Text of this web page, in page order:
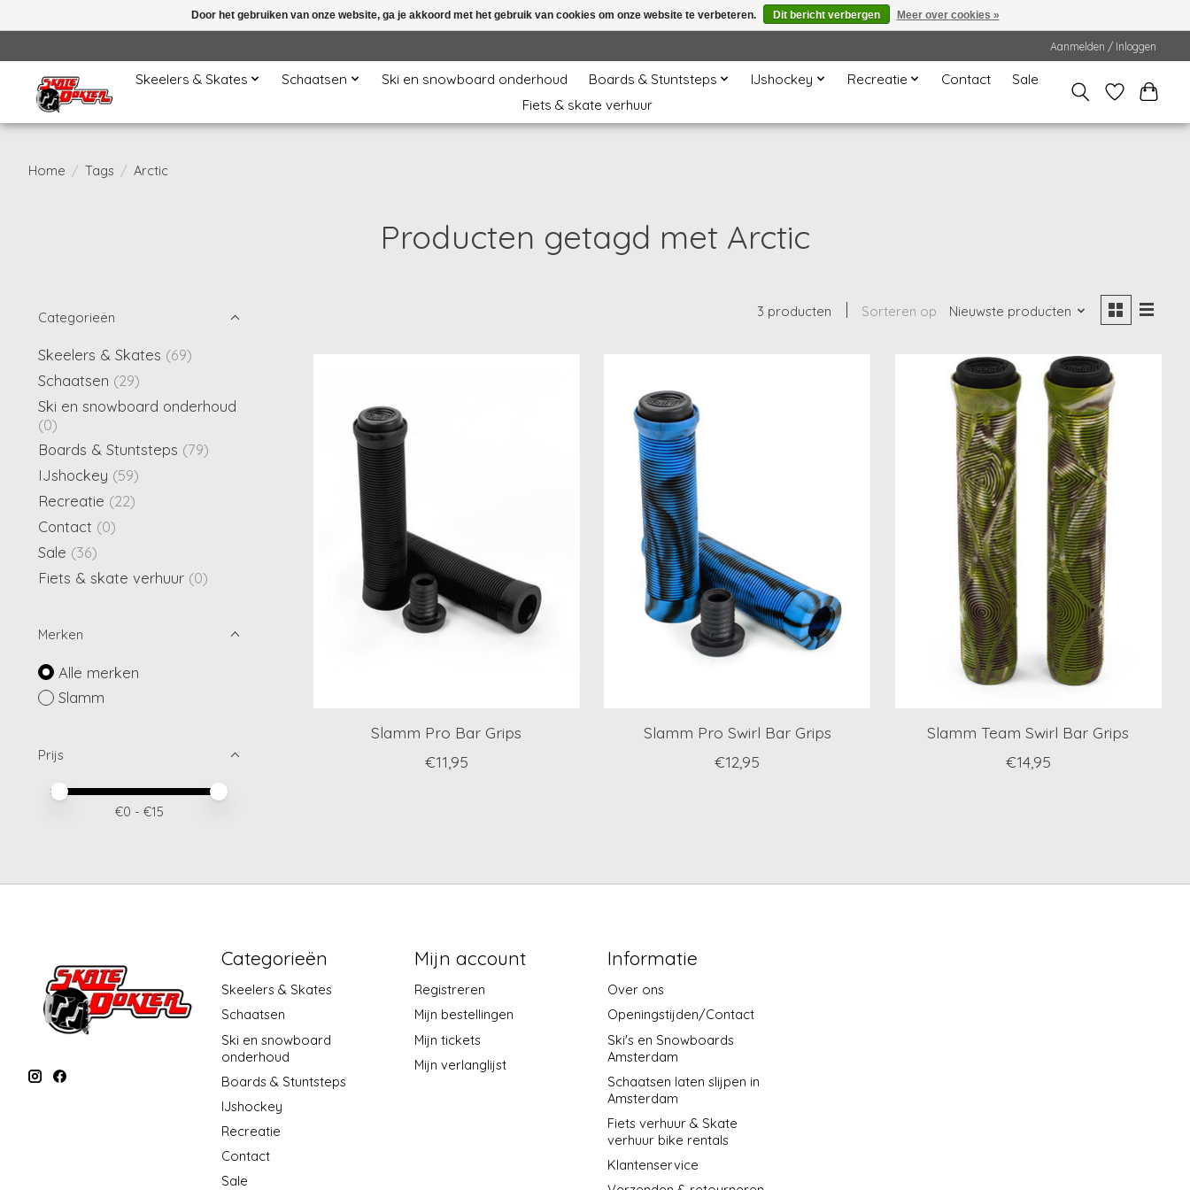
Aanmelden / Inloggen
Skeelers & Skates Schaatsen Ski en snowboard onderhoud Boards & Stuntsteps IJshockey Recreatie Contact
Sale
Fiets & skate verhuur
Home / Tags / Arctic
Producten getagd met Arctic
Categorieën
Skeelers & Skates (69)
Schaatsen (29)
Ski en snowboard onderhoud
(0)
Boards & Stuntsteps (79)
IJshockey (59)
Recreatie (22)
Contact (0)
Sale (36)
Fiets & skate verhuur (0)
Merken
Alle merken
Slamm
Prijs
Minimale prijswaarde
Price maximum value
€0 - €15
3 producten Sorteren op Nieuwste producten
Slamm Pro Bar Grips
€11,95
Slamm Pro Swirl Bar Grips
€12,95
Slamm Team Swirl Bar Grips
€14,95
Categorieën
Skeelers & Skates
Schaatsen
Ski en snowboard
onderhoud
Boards & Stuntsteps
IJshockey
Recreatie
Contact
Sale
Mijn account
Registreren
Mijn bestellingen
Mijn tickets
Mijn verlanglijst
Informatie
Over ons
Openingstijden/Contact
Ski's en Snowboards
Amsterdam
Schaatsen laten slijpen in
Amsterdam
Fiets verhuur & Skate
verhuur bike rentals
Klantenservice
Door het gebruiken van onze website, ga je akkoord met het gebruik van cookies om onze website te verbeteren. Dit bericht verbergen Meer over cookies »